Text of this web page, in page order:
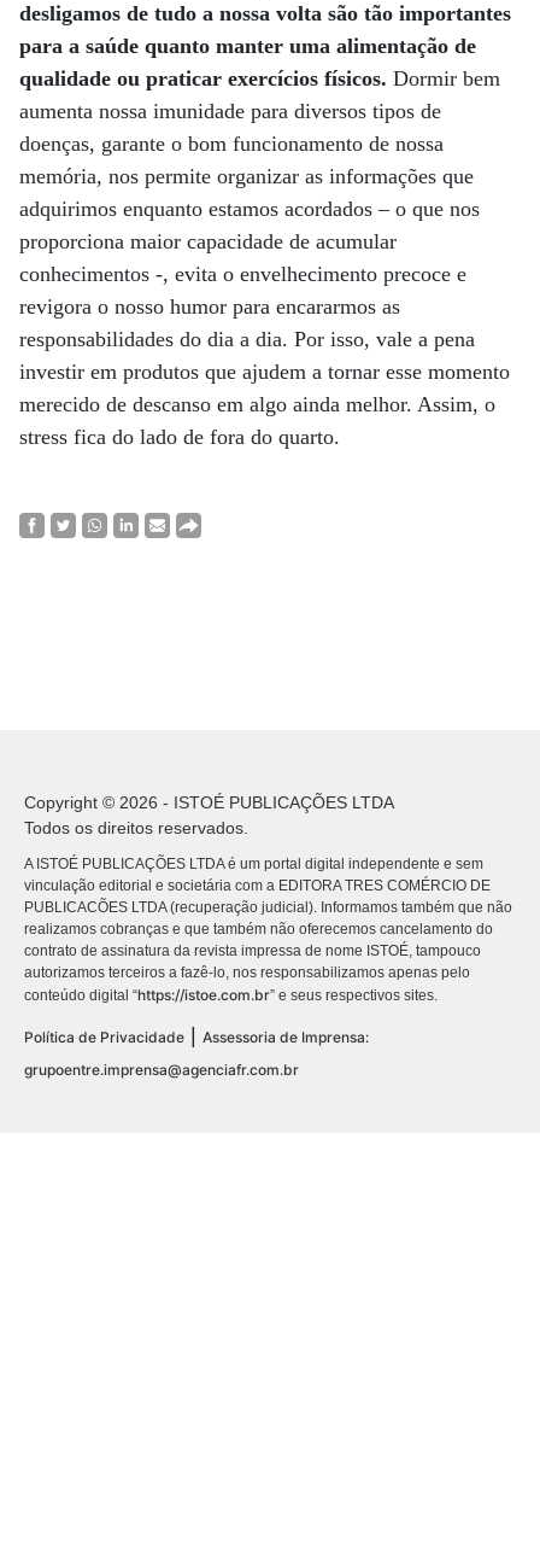
desligamos de tudo a nossa volta são tão importantes
para a saúde quanto manter uma alimentação de
qualidade ou praticar exercícios físicos. Dormir bem
aumenta nossa imunidade para diversos tipos de
doenças, garante o bom funcionamento de nossa
memória, nos permite organizar as informações que
adquirimos enquanto estamos acordados – o que nos
proporciona maior capacidade de acumular
conhecimentos -, evita o envelhecimento precoce e
revigora o nosso humor para encararmos as
responsabilidades do dia a dia. Por isso, vale a pena
investir em produtos que ajudem a tornar esse momento
merecido de descanso em algo ainda melhor. Assim, o
stress fica do lado de fora do quarto.
Copyright © 2026 - ISTOÉ PUBLICAÇÕES LTDA
Todos os direitos reservados.
A ISTOÉ PUBLICAÇÕES LTDA é um portal digital independente e sem
vinculação editorial e societária com a EDITORA TRES COMÉRCIO DE
PUBLICACÕES LTDA (recuperação judicial). Informamos também que não
realizamos cobranças e que também não oferecemos cancelamento do
contrato de assinatura da revista impressa de nome ISTOÉ, tampouco
autorizamos terceiros a fazê-lo, nos responsabilizamos apenas pelo
conteúdo digital “https://istoe.com.br” e seus respectivos sites.
Política de Privacidade
Assessoria de Imprensa:
grupoentre.imprensa@agenciafr.com.br